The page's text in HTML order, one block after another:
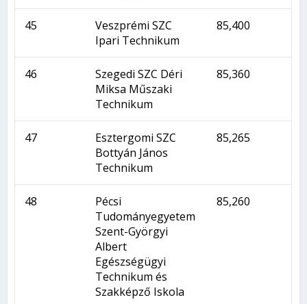
45
Veszprémi SZC
Ipari Technikum
85,400
46
Szegedi SZC Déri
Miksa Műszaki
Technikum
85,360
47
Esztergomi SZC
Bottyán János
Technikum
85,265
48
Pécsi
Tudományegyetem
Szent-Györgyi
Albert
Egészségügyi
Technikum és
Szakképző Iskola
85,260